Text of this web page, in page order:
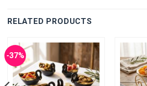
RELATED PRODUCTS
-37%